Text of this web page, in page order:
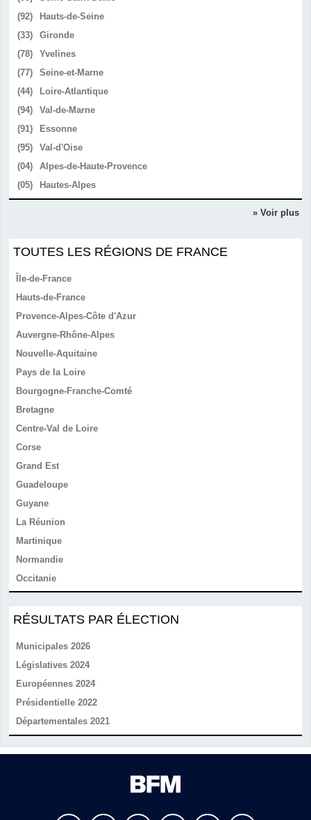
(92)
Hauts-de-Seine
(33)
Gironde
(78)
Yvelines
(77)
Seine-et-Marne
(44)
Loire-Atlantique
(94)
Val-de-Marne
(91)
Essonne
(95)
Val-d'Oise
(04)
Alpes-de-Haute-Provence
(05)
Hautes-Alpes
» Voir plus
TOUTES LES RÉGIONS DE FRANCE
Île-de-France
Hauts-de-France
Provence-Alpes-Côte d'Azur
Auvergne-Rhône-Alpes
Nouvelle-Aquitaine
Pays de la Loire
Bourgogne-Franche-Comté
Bretagne
Centre-Val de Loire
Corse
Grand Est
Guadeloupe
Guyane
La Réunion
Martinique
Normandie
Occitanie
RÉSULTATS PAR ÉLECTION
Municipales 2026
Législatives 2024
Européennes 2024
Présidentielle 2022
Départementales 2021